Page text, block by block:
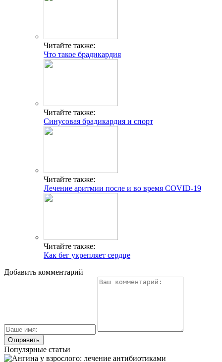
Читайте также:
Что такое брадикардия
Читайте также:
Синусовая брадикардия и спорт
Читайте также:
Лечение аритмии после и во время COVID-19
Читайте также:
Как бег укрепляет сердце
Добавить комментарий
Популярные статьи